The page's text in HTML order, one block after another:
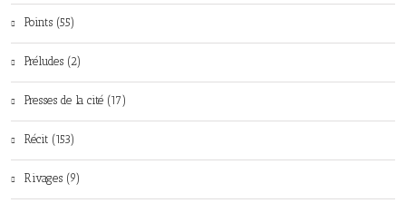
Points (55)
Préludes (2)
Presses de la cité (17)
Récit (153)
Rivages (9)